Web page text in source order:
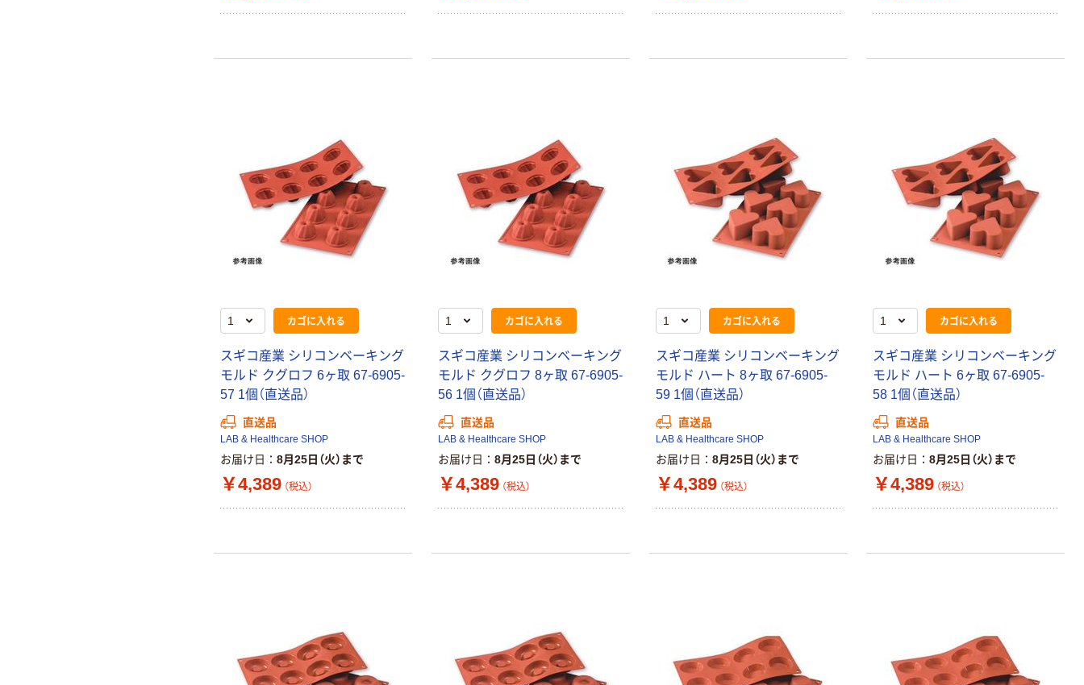
カゴに入れる
スギコ産業 シリコンベーキング
モルド クグロフ 6ヶ取 67-6905-
57 1個（直送品）
直送品
LAB & Healthcare SHOP
お届け日 8月25日（火）まで
￥4,389 （税込）
カゴに入れる
スギコ産業 シリコンベーキング
モルド クグロフ 8ヶ取 67-6905-
56 1個（直送品）
直送品
LAB & Healthcare SHOP
お届け日 8月25日（火）まで
￥4,389 （税込）
カゴに入れる
スギコ産業 シリコンベーキング
モルド ハート 8ヶ取 67-6905-
59 1個（直送品）
直送品
LAB & Healthcare SHOP
お届け日 8月25日（火）まで
￥4,389 （税込）
カゴに入れる
スギコ産業 シリコンベーキング
モルド ハート 6ヶ取 67-6905-
58 1個（直送品）
直送品
LAB & Healthcare SHOP
お届け日 8月25日（火）まで
￥4,389 （税込）